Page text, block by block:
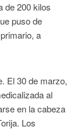
de 200 kilos
puso de
a
El 30 de marzo,
al
en la cabeza
Los